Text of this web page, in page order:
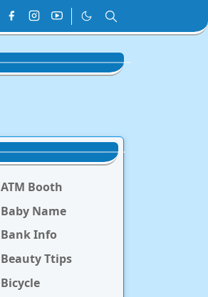
ATM Booth
Baby Name
Bank Info
Beauty Ttips
Bicycle